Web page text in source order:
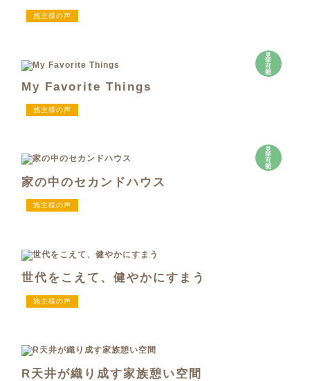
施主様の声
見
学
可
能
My Favorite Things
施主様の声
見
学
可
能
家の中のセカンドハウス
施主様の声
世代をこえて、健やかにすまう
施主様の声
R天井が織り成す家族憩い空間